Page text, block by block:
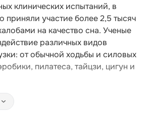
клинических испытаний, в
приняли участие более 2,5 тысяч
на качество сна. Ученые
различных видов
от обычной ходьбы и силовых
пилатеса, тайцзи, цигун и